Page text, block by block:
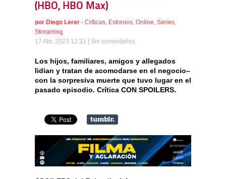
(HBO, HBO Max)
por Diego Lerer - Críticas, Estrenos, Online, Series,
Streaming
17 Abr, 2023 12:31 | Sin comentarios
Los hijos, familiares, amigos y allegados
lidian y tratan de acomodarse en el negocio–
con la sorpresiva muerte que tuvo lugar en el
pasado episodio. Crítica CON SPOILERS.